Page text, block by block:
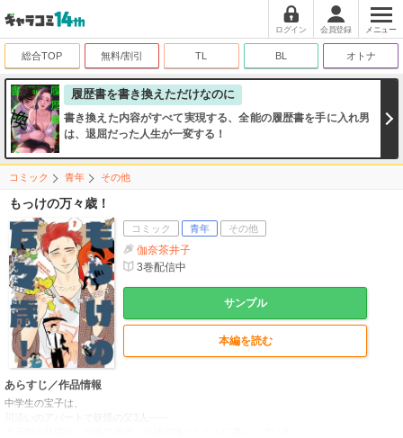
ログイン 会員登録 メニュー
総合TOP 無料/割引 TL BL オトナ
履歴書を書き換えただけなのに
書き換えた内容がすべて実現する、全能の履歴書を手に入れ男
は、退屈だった人生が一変する！
コミック 青年 その他
もっけの万々歳！
コミック 青年 その他
伽奈茶井子
3巻配信中
サンプル
本編を読む
あらすじ／作品情報
中学生の宝子は、